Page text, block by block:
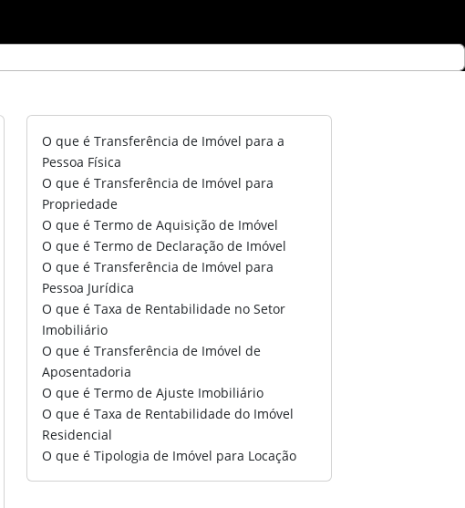
O que é Transferência de Imóvel para a
Pessoa Física
O que é Transferência de Imóvel para
Propriedade
O que é Termo de Aquisição de Imóvel
O que é Termo de Declaração de Imóvel
O que é Transferência de Imóvel para
Pessoa Jurídica
O que é Taxa de Rentabilidade no Setor
Imobiliário
O que é Transferência de Imóvel de
Aposentadoria
O que é Termo de Ajuste Imobiliário
O que é Taxa de Rentabilidade do Imóvel
Residencial
O que é Tipologia de Imóvel para Locação